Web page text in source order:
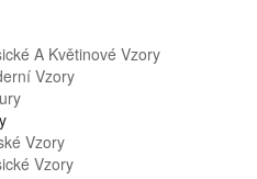
A Květinové Vzory
Vzory
Vzory
Vzory